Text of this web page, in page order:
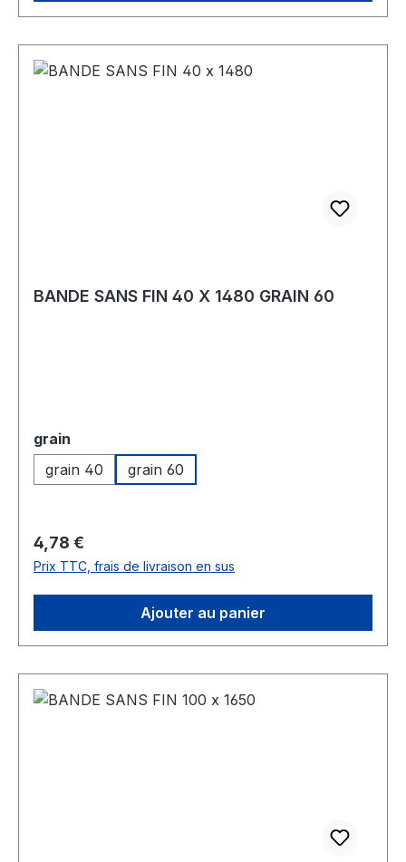
BANDE SANS FIN 40 X 1480 GRAIN 60
Sélectionnez
grain
grain 40
grain 60
Prix régulier :
4,78 €
Prix TTC, frais de livraison en sus
Ajouter au panier